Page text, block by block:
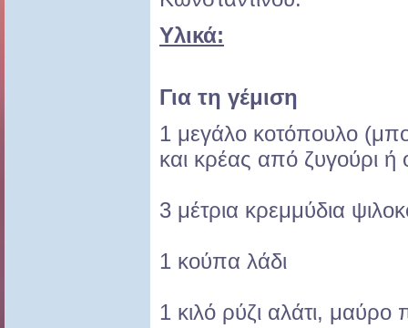
Υλικά:
Για τη γέμιση
1 μεγάλο κοτόπουλο
και κρέας από ζυγούρι ή
3 μέτρια κρεμμύδια
1 κούπα λάδι
1 κιλό ρύζι αλάτι, μαύρο